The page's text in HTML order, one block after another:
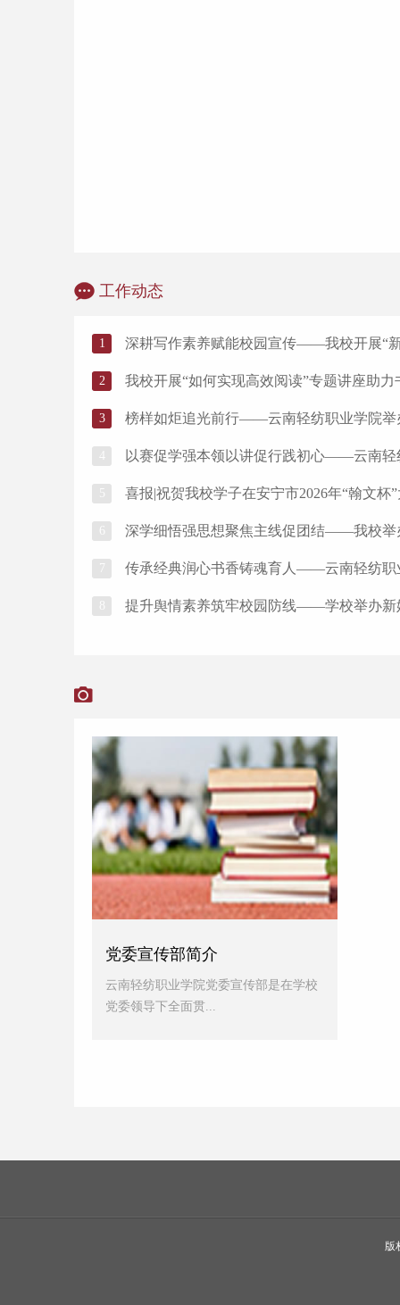
工作动态
1 深耕写作素养赋能校园宣传——我校开展“
2 我校开展“如何实现高效阅读”专题讲座助力
3 榜样如炬追光前行——云南轻纺职业学院举
4 以赛促学强本领以讲促行践初心——云南轻
5 喜报|祝贺我校学子在安宁市2026年“翰文
6 深学细悟强思想聚焦主线促团结——我校举
7 传承经典润心书香铸魂育人——云南轻纺职
提升舆情素养筑牢校园防线——学校举办新
党委宣传部简介
云南轻纺职业学院党委宣传部是在学校
党委领导下全面贯...
版